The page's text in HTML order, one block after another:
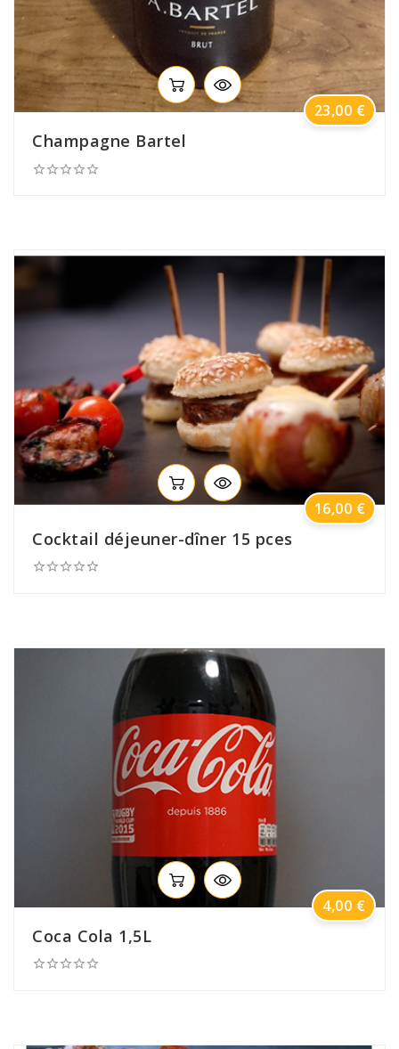
Champagne Bartel

Prix
23,00 €
Cocktail déjeuner-dîner 15 pces

Prix
16,00 €
Coca Cola 1,5L

Prix
4,00 €